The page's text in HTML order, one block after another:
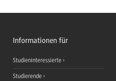
Informationen für
Studieninteressierte
Studierende